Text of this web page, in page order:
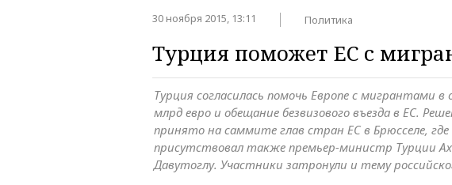
30 ноября 2015, 13:11 Политика
Турция поможет ЕС с
Турция согласилась помочь Европе с мигрантами в
млрд евро и обещание безвизового въезда в ЕС.
принято на саммите глав стран ЕС в Брюсселе, где
присутствовал также премьер-министр Турции
Давутоглу. Участники затронули и тему